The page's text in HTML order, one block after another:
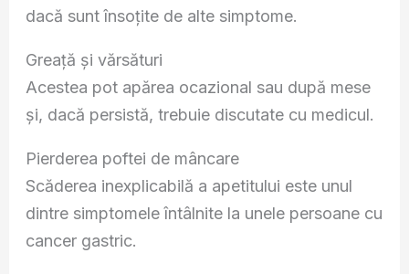
dacă sunt însoțite de alte simptome.
Greață și vărsături
Acestea pot apărea ocazional sau după mese
și, dacă persistă, trebuie discutate cu medicul.
Pierderea poftei de mâncare
Scăderea inexplicabilă a apetitului este unul
dintre simptomele întâlnite la unele persoane cu
cancer gastric.